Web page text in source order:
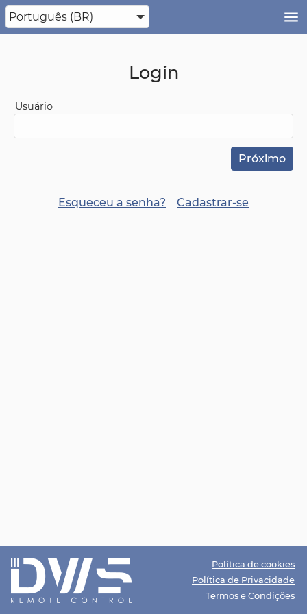
Login
Usuário
Próximo
Esqueceu a senha? Cadastrar-se
Política de cookies
Política de Privacidade
Termos e Condições